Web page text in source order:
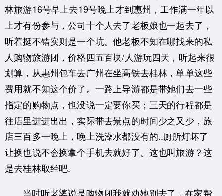
林旅游16号早上去19号晚上才到惠州，工作满一年以
上才有份参与，公司十个人去了老板娘也一起去了，
听着挺不错实则是一个坑。他老板不知在哪找来的私
人购物旅游团，价格四五百块/人游玩四天，听起来很
划算，从惠州包车去广州在坐高铁去桂林，单单这些
费用就不知这个价了。一路上导游都是带她们去一些
指定的购物点，也没说一定要你买；三天的行程都是
往店里进进出出，实际带去景点的时间少之又少，旅
店三百多一晚上，晚上洗澡水都没有的..厕所灯坏了
让换也说不会换拿个手机去就好了。这也叫旅游？这
是去桂林取经吧.
当时听老婆说是购物团我就劝她别去了，在家帮